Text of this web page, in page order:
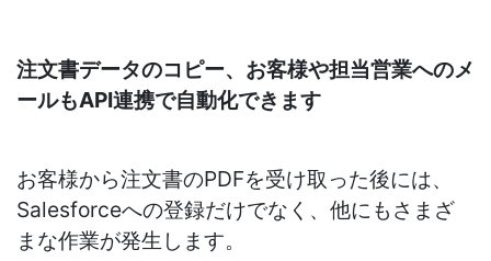
注文書データのコピー、お客様や担当営業へのメ
ールもAPI連携で自動化できます
お客様から注文書のPDFを受け取った後には、
Salesforceへの登録だけでなく、他にもさまざ
まな作業が発生します。